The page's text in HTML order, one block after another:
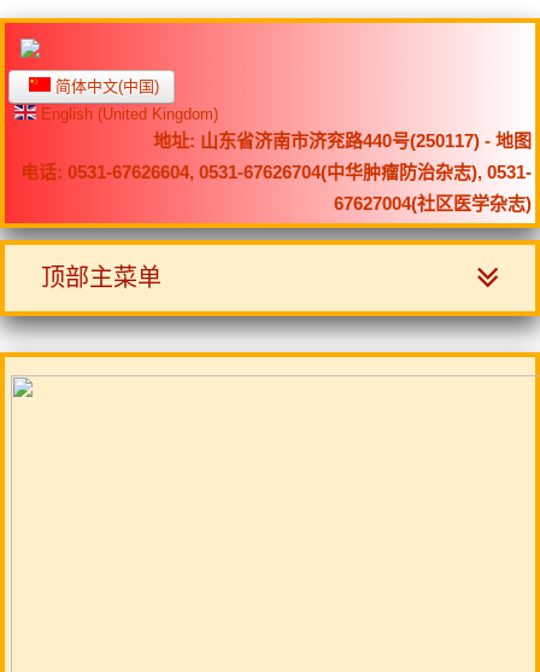
简体中文(中国)
English (United Kingdom)
地址: 山东省济南市济兖路440号(250117) - 地图
电话: 0531-67626604, 0531-67626704(中华肿瘤防治杂志), 0531-
67627004(社区医学杂志)
顶部主菜单